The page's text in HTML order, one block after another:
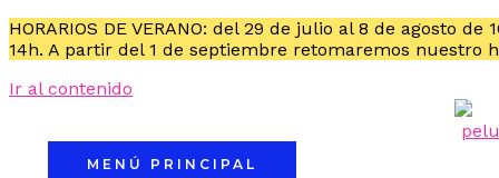
HORARIOS DE VERANO: del 29 de julio al 8 de agosto
14h. A partir del 1 de septiembre retomaremos nuestro
Ir al contenido
MENÚ PRINCIPAL